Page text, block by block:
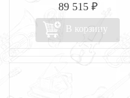
89 515 ₽
В корзину